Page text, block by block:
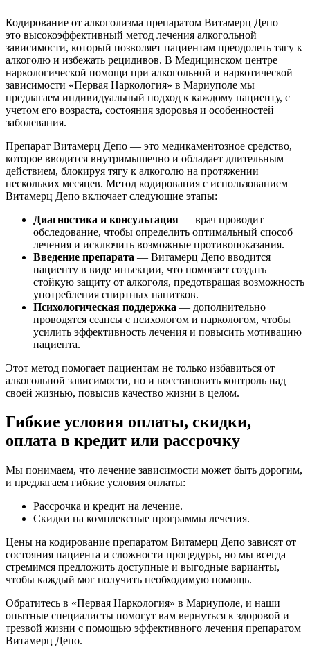
Кодирование от алкоголизма препаратом Витамерц Депо —
это высокоэффективный метод лечения алкогольной
зависимости, который позволяет пациентам преодолеть тягу к
алкоголю и избежать рецидивов. В Медицинском центре
наркологической помощи при алкогольной и наркотической
зависимости «Первая Наркология» в Мариуполе мы
предлагаем индивидуальный подход к каждому пациенту, с
учетом его возраста, состояния здоровья и особенностей
заболевания.
Препарат Витамерц Депо — это медикаментозное средство,
которое вводится внутримышечно и обладает длительным
действием, блокируя тягу к алкоголю на протяжении
нескольких месяцев. Метод кодирования с использованием
Витамерц Депо включает следующие этапы:
Диагностика и консультация — врач проводит
обследование, чтобы определить оптимальный способ
лечения и исключить возможные противопоказания.
Введение препарата — Витамерц Депо вводится
пациенту в виде инъекции, что помогает создать
стойкую защиту от алкоголя, предотвращая возможность
употребления спиртных напитков.
Психологическая поддержка — дополнительно
проводятся сеансы с психологом и наркологом, чтобы
усилить эффективность лечения и повысить мотивацию
пациента.
Этот метод помогает пациентам не только избавиться от
алкогольной зависимости, но и восстановить контроль над
своей жизнью, повысив качество жизни в целом.
Гибкие условия оплаты, скидки,
оплата в кредит или рассрочку
Мы понимаем, что лечение зависимости может быть дорогим,
и предлагаем гибкие условия оплаты:
Рассрочка и кредит на лечение.
Скидки на комплексные программы лечения.
Цены на кодирование препаратом Витамерц Депо зависят от
состояния пациента и сложности процедуры, но мы всегда
стремимся предложить доступные и выгодные варианты,
чтобы каждый мог получить необходимую помощь.
Обратитесь в «Первая Наркология» в Мариуполе, и наши
опытные специалисты помогут вам вернуться к здоровой и
трезвой жизни с помощью эффективного лечения препаратом
Витамерц Депо.